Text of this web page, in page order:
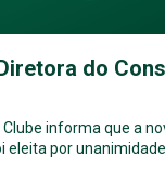
do
Clube informa que a
eleita por